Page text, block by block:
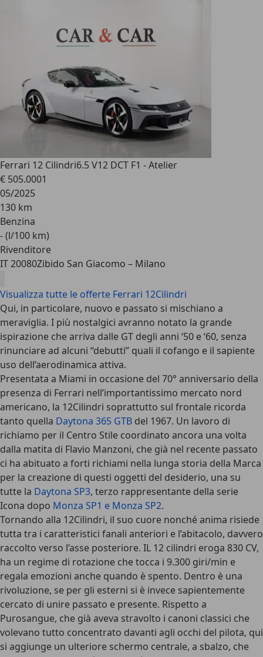
Ferrari 12 Cilindri6.5 V12 DCT F1 - Atelier
€ 505.0001
05/2025
130 km
Benzina
- (l/100 km)
Rivenditore
IT 20080Zibido San Giacomo – Milano
Visualizza tutte le offerte Ferrari 12Cilindri
Qui, in particolare, nuovo e passato si mischiano a
meraviglia. I più nostalgici avranno notato la grande
ispirazione che arriva dalle GT degli anni ‘50 e ‘60, senza
rinunciare ad alcuni “debutti” quali il cofango e il sapiente
uso dell’aerodinamica attiva.
Presentata a Miami in occasione del 70° anniversario della
presenza di Ferrari nell’importantissimo mercato nord
americano, la 12Cilindri soprattutto sul frontale ricorda
tanto quella Daytona 365 GTB del 1967. Un lavoro di
richiamo per il Centro Stile coordinato ancora una volta
dalla matita di Flavio Manzoni, che già nel recente passato
ci ha abituato a forti richiami nella lunga storia della Marca
per la creazione di questi oggetti del desiderio, una su
tutte la Daytona SP3, terzo rappresentante della serie
Icona dopo Monza SP1 e Monza SP2.
Tornando alla 12Cilindri, il suo cuore nonché anima risiede
tutta tra i caratteristici fanali anteriori e l’abitacolo, davvero
raccolto verso l’asse posteriore. IL 12 cilindri eroga 830 CV,
ha un regime di rotazione che tocca i 9.300 giri/min e
regala emozioni anche quando è spento. Dentro è una
rivoluzione, se per gli esterni si è invece sapientemente
cercato di unire passato e presente. Rispetto a
Purosangue, che già aveva stravolto i canoni classici che
volevano tutto concentrato davanti agli occhi del pilota, qui
si aggiunge un ulteriore schermo centrale, a sbalzo, che